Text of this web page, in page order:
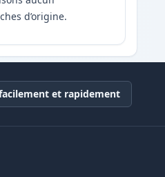
d’origine.
et rapidement